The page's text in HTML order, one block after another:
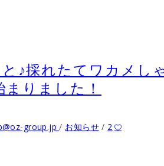
♪採れたてワカメし
まりました！
group.jp お知らせ 2